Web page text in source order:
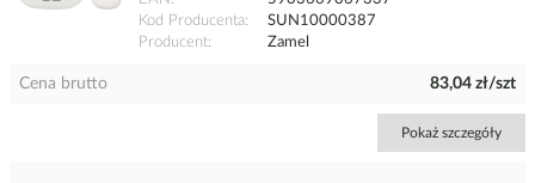
Kod Producenta
SUN10000387
Producent
Zamel
Cena brutto 83,04 zł/szt
Pokaż szczegóły